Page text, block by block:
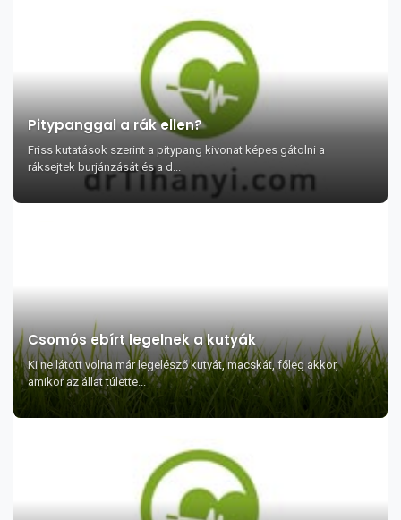
Pitypanggal a rák ellen?
Friss kutatások szerint a pitypang kivonat képes gátolni a
ráksejtek burjánzását és a d...
Csomós ebírt legelnek a kutyák
Ki ne látott volna már legelésző kutyát, macskát, főleg akkor,
amikor az állat túlette...